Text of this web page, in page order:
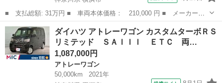
■ 支払総額: 31万円 ■ 車両本体価格： 210,000 円 ■ メーカー
名： ダイハツ ■ 車種名： アトレーワゴン ■ グレード名： カ
スタムターボＲＳリミテッド ２０２４年エンジン交換済み・ドラレ
コ・ＥＴＣ・記録...
神奈川 横浜市 アトレーワゴン
ダイハツ アトレーワゴン カスタムターボＲＳ
リミテッド ＳＡＩＩＩ ＥＴＣ 両…
1,087,000円
アトレーワゴン
50,000km
2021年